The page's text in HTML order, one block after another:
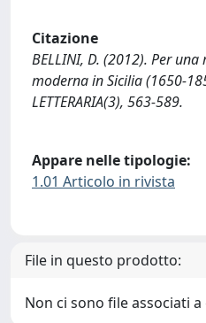
Citazione
BELLINI, D. (2012). Per
moderna in Sicilia (1650-
LETTERARIA(3), 563-589.
Appare nelle tipologie:
1.01 Articolo in rivista
File in questo prodotto:
Non ci sono file associati